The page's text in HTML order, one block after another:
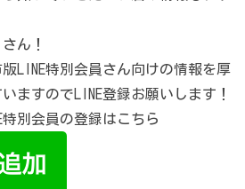
ん！
LINE特別会員さん向けの情報を厚
ますのでLINE登録お願いします！
別会員の登録はこちら